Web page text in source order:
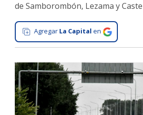
Cultura
Tecnología
Gastronomía
Salud
Interés
General
La
de Samborombón, Lezama y
Agregar La Capital en